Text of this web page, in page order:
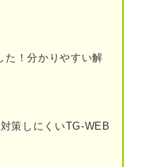
）
問題も解いてみよう！
た！分かりやすい解
策しにくいTG-WEB